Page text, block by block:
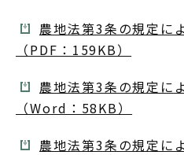
農地法第3条の規定に
（PDF：159KB）
農地法第3条の規定に
（Word：58KB）
農地法第3条の規定に